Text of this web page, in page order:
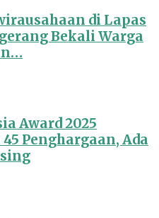
di Lapas
Bekali Warga
Award 2025
Penghargaan, Ada